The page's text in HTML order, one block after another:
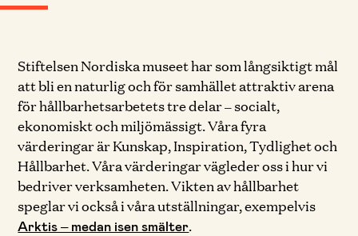
Stiftelsen Nordiska museet har som långsiktigt mål
att bli en naturlig och för samhället attraktiv arena
för hållbarhetsarbetets tre delar – socialt,
ekonomiskt och miljömässigt. Våra fyra
värderingar är Kunskap, Inspiration, Tydlighet och
Hållbarhet. Våra värderingar vägleder oss i hur vi
bedriver verksamheten. Vikten av hållbarhet
speglar vi också i våra utställningar, exempelvis
Arktis – medan isen smälter.